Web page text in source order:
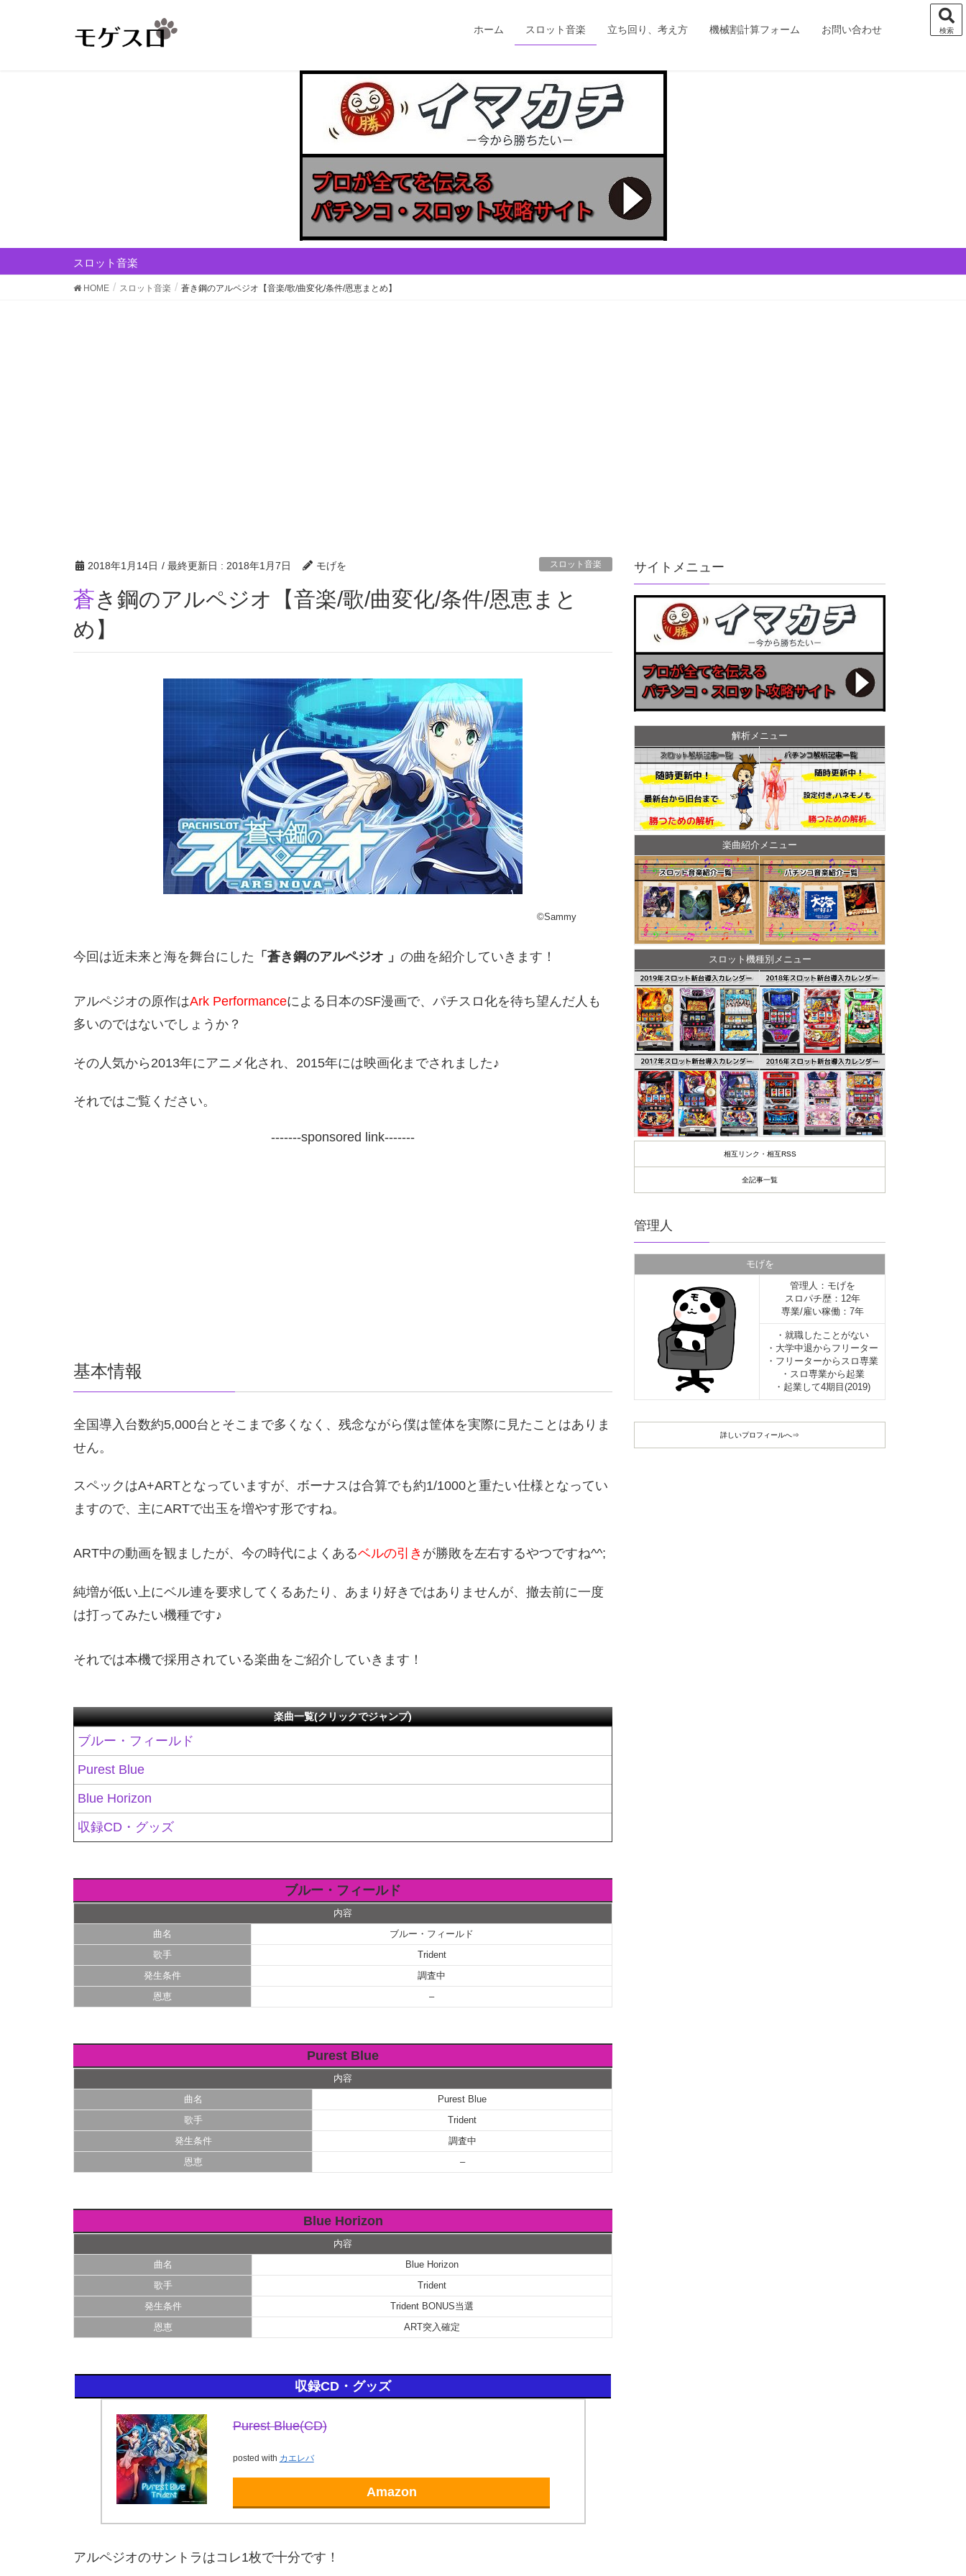
ホーム スロット音楽 立ち回り、考え方 機械割計算フォーム お問い合わせ
スロット音楽
HOME スロット音楽 蒼き鋼のアルペジオ【音楽/歌/曲変化/条件/恩恵まとめ】
2018年1月14日 / 最終更新日 : 2018年1月7日 モげを スロット音楽
蒼き鋼のアルペジオ【音楽/歌/曲変化/条件/恩恵まと
め】
©Sammy
今回は近未来と海を舞台にした 「蒼き鋼のアルペジオ 」 の曲を紹介していきます！
アルペジオの原作はArk Performanceによる日本のSF漫画で、パチスロ化を待ち望んだ人も
多いのではないでしょうか？
その人気から2013年にアニメ化され、2015年には映画化までされました♪
それではご覧ください。
-------sponsored link-------
基本情報
全国導入台数約5,000台とそこまで多くなく、残念ながら僕は筐体を実際に見たことはありま
せん。
スペックはA+ARTとなっていますが、ボーナスは合算でも約1/1000と重たい仕様となってい
ますので、主にARTで出玉を増やす形ですね。
ART中の動画を観ましたが、今の時代によくあるベルの引き が勝敗を左右するやつですね^^;
純増が低い上にベル連を要求してくるあたり、あまり好きではありませんが、撤去前に一度
は打ってみたい機種です♪
それでは本機で採用されている楽曲をご紹介していきます！
楽曲一覧(クリックでジャンプ)
ブルー・フィールド
Purest Blue
Blue Horizon
収録CD・グッズ
ブルー・フィールド
内容
曲名
ブルー・フィールド
歌手
Trident
発生条件
調査中
恩恵
–
Purest Blue
内容
曲名
Purest Blue
歌手
Trident
発生条件
調査中
恩恵
–
Blue Horizon
内容
曲名
Blue Horizon
歌手
Trident
発生条件
Trident BONUS当選
恩恵
ART突入確定
収録CD・グッズ
Purest Blue(CD)
posted with カエレバ
Amazon
アルペジオのサントラはコレ1枚で十分です！
サイトメニュー
解析メニュー
楽曲紹介メニュー
スロット機種別メニュー
相互リンク・相互RSS
全記事一覧
管理人
モげを
管理人：モげを
スロパチ歴：12年
専業/雇い稼働：7年
・就職したことがない
・大学中退からフリーター
・フリーターからスロ専業
・スロ専業から起業
・起業して4期目(2019)
詳しいプロフィールへ⇒